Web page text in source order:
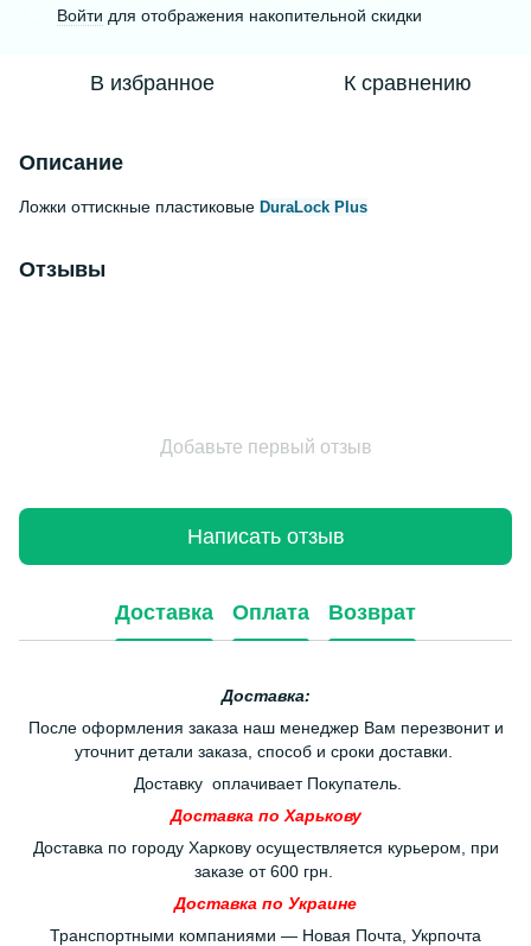
Войти для отображения накопительной скидки
В избранное К сравнению
Описание
Ложки оттискные пластиковые DuraLock Plus
Отзывы
Добавьте первый отзыв
Написать отзыв
Доставка Оплата Возврат
Доставка:
После оформления заказа наш менеджер Вам перезвонит и
уточнит детали заказа, способ и сроки доставки.
Доставку оплачивает Покупатель.
Доставка по Харькову
Доставка по городу Харкову осуществляется курьером, при
заказе от 600 грн.
Доставка по Украине
Транспортными компаниями — Новая Почта, Укрпочта